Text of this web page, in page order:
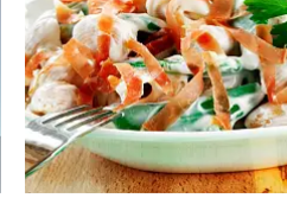
akkurat
nå
-
5